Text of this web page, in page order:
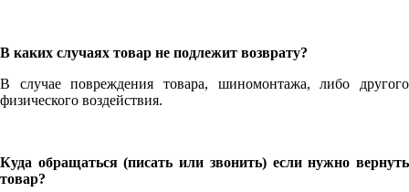
В каких случаях товар не подлежит возврату?
В случае повреждения товара, шиномонтажа, либо другого
физического воздействия.
Куда обращаться (писать или звонить) если нужно вернуть
товар?